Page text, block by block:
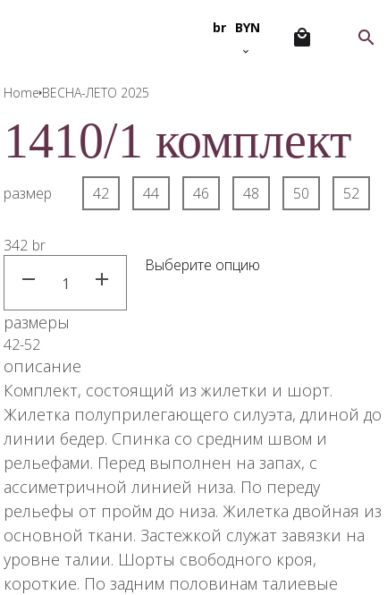
br BYN
Home ВЕСНА-ЛЕТО 2025
1410/1 комплект
размер 42 44 46 48 50 52
br
342
Выберите опцию
размеры
42-52
описание
Комплект, состоящий из жилетки и шорт.
Жилетка полуприлегающего силуэта, длиной до
линии бедер. Спинка со средним швом и
рельефами. Перед выполнен на запах, с
ассиметричной линией низа. По переду
рельефы от пройм до низа. Жилетка двойная из
основной ткани. Застежкой служат завязки на
уровне талии. Шорты свободного кроя,
короткие. По задним половинам талиевые